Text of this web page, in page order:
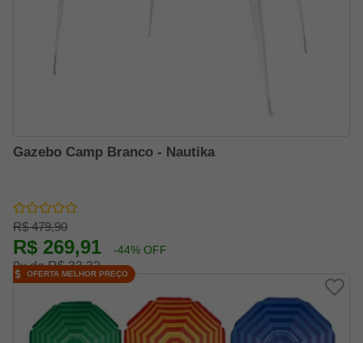
Gazebo Camp Branco - Nautika
R$ 479,90
R$ 269,91 -44% OFF
9x de R$ 33,32
OFERTA MELHOR PREÇO